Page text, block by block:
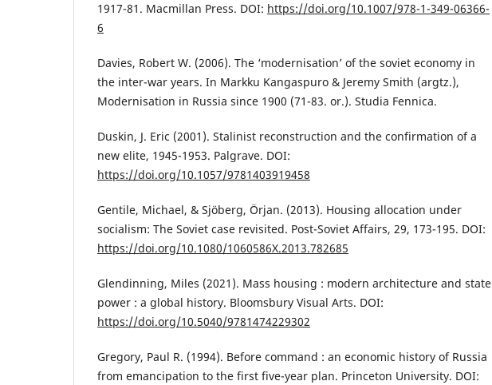
1917-81. Macmillan Press. DOI: https://doi.org/10.1007/978-1-349-06366-
6
Davies, Robert W. (2006). The ‘modernisation’ of the soviet economy in
the inter-war years. In Markku Kangaspuro & Jeremy Smith (argtz.),
Modernisation in Russia since 1900 (71-83. or.). Studia Fennica.
Duskin, J. Eric (2001). Stalinist reconstruction and the confirmation of a
new elite, 1945-1953. Palgrave. DOI:
https://doi.org/10.1057/9781403919458
Gentile, Michael, & Sjöberg, Örjan. (2013). Housing allocation under
socialism: The Soviet case revisited. Post-Soviet Affairs, 29, 173-195. DOI:
https://doi.org/10.1080/1060586X.2013.782685
Glendinning, Miles (2021). Mass housing : modern architecture and state
power : a global history. Bloomsbury Visual Arts. DOI:
https://doi.org/10.5040/9781474229302
Gregory, Paul R. (1994). Before command : an economic history of Russia
from emancipation to the first five-year plan. Princeton University. DOI: